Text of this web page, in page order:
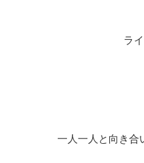
ラ
一人一人と向き合